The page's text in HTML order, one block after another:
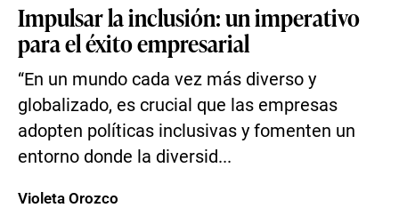
Impulsar la inclusión: un imperativo
para el éxito empresarial
“En un mundo cada vez más diverso y
globalizado, es crucial que las empresas
adopten políticas inclusivas y fomenten un
entorno donde la diversid...
Violeta Orozco